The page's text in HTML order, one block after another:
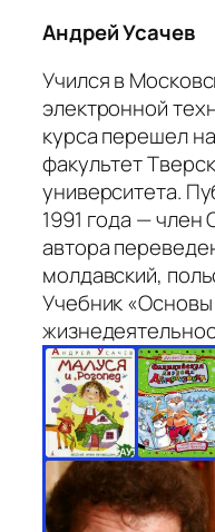
Андрей Усачев
Учился в
электронной
курса перешел
факультет
университета.
1991 года — член
автора
молдавский,
Учебник